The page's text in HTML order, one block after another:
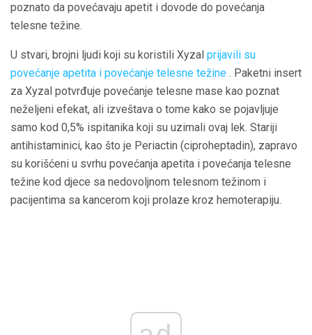
poznato da povećavaju apetit i dovode do povećanja
telesne težine.
U stvari, brojni ljudi koji su koristili Xyzal prijavili su
povećanje apetita i povećanje telesne težine . Paketni insert
za Xyzal potvrđuje povećanje telesne mase kao poznat
neželjeni efekat, ali izveštava o tome kako se pojavljuje
samo kod 0,5% ispitanika koji su uzimali ovaj lek. Stariji
antihistaminici, kao što je Periactin (ciproheptadin), zapravo
su korišćeni u svrhu povećanja apetita i povećanja telesne
težine kod djece sa nedovoljnom telesnom težinom i
pacijentima sa kancerom koji prolaze kroz hemoterapiju.